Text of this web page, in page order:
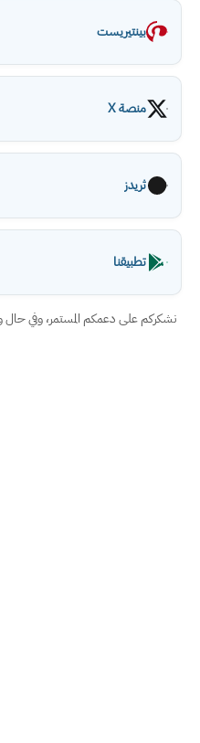
بينتيريست
منصة X
ثريدز
تطبيقنا
نشكركم على دعمكم المستمر، وفي حال